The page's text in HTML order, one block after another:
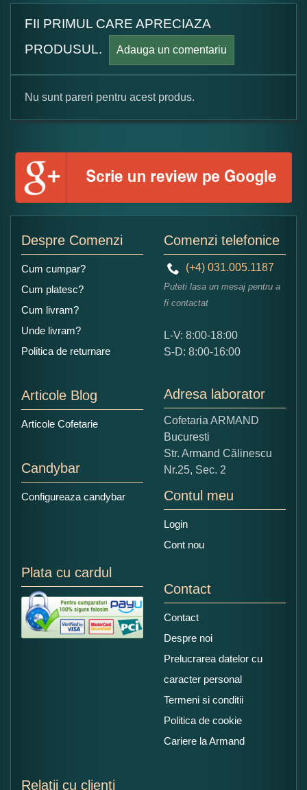
FII PRIMUL CARE APRECIAZA
PRODUSUL.
Adauga un comentariu
Formular pareri client
Numele dumneavoastra:
Ce nota acordati acestui produs?
5
Copiati alaturi numarul din imagine:
Nu sunt pareri pentru acest produs.
Despre Comenzi
Cum cumpar?
Cum platesc?
Cum livram?
Unde livram?
Politica de returnare
Articole Blog
Articole Cofetarie
Candybar
Configureaza candybar
Comenzi telefonice
(+4) 031.005.1187
Puteti lasa un mesaj pentru a
fi contactat
L-V: 8:00-18:00
S-D: 8:00-16:00
Adresa laborator
Cofetaria ARMAND
Bucuresti
Str. Armand Călinescu
Nr.25, Sec. 2
Contul meu
Login
Cont nou
Plata cu cardul
Contact
Contact
Despre noi
Prelucrarea datelor cu
caracter personal
Termeni si conditii
Politica de cookie
Cariere la Armand
Relatii cu clienti